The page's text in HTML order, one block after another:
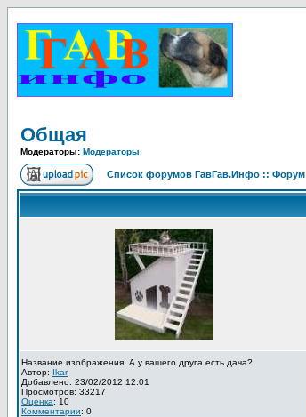
Общая
Модераторы: Модераторы
Список форумов ГавГав.Инфо :: Форум
Название изображения: А у вашего друга есть дача?
Автор: Ikar
Добавлено: 23/02/2012 12:01
Просмотров: 33217
Оценка: 10
Комментарии: 0